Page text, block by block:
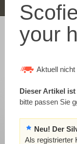
your
Aktuell nicht
Dieser Artikel
bitte passen Sie
Neu! Der
Als registrierter